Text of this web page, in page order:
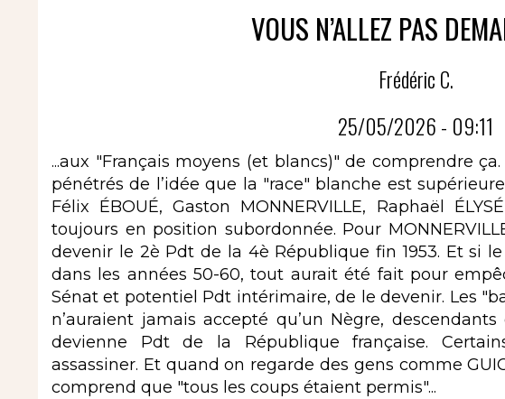
VOUS N’ALLEZ PAS
Frédéric C.
25/05/2026 - 09:11
...aux "Français moyens (et blancs)" de comprendre
pénétrés de l’idée que la "race" blanche est
Félix ÉBOUÉ, Gaston MONNERVILLE, Raphaël
toujours en position subordonnée. Pour
devenir le 2è Pdt de la 4è République fin 1953. Et si
dans les années 50-60, tout aurait été fait pour
Sénat et potentiel Pdt intérimaire, de le devenir. Les
n’auraient jamais accepté qu’un Nègre, descendants
devienne Pdt de la République française.
assassiner. Et quand on regarde des gens comme
comprend que "tous les coups étaient permis"...